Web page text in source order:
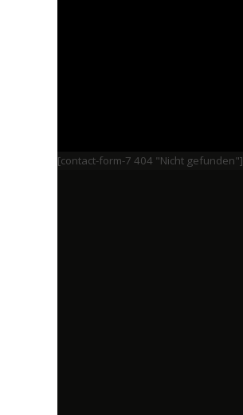
[contact-form-7 404 "Nicht gefunden"]